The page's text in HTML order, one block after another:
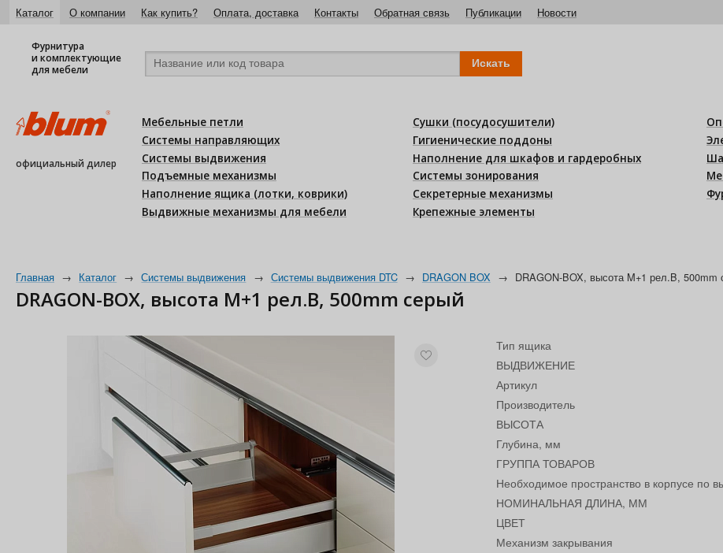
Каталог О компании Как купить? Оплата, доставка Контакты Обратная связь Публикации Новости
Фурнитура
и комплектующие
для мебели
официальный дилер
Мебельные петли
Системы направляющих
Системы выдвижения
Подъемные механизмы
Наполнение ящика (лотки, коврики)
Выдвижные механизмы для мебели
Сушки (посудосушители)
Гигиенические поддоны
Наполнение для шкафов и гардеробных
Системы зонирования
Секретерные механизмы
Крепежные элементы
Главная → Каталог → Системы выдвижения → Системы выдвижения DTC → DRAGON BOX → DRAGON-BOX, высота M+1 рел.B, 500mm
DRAGON-BOX, высота M+1 рел.B, 500mm серый
Тип ящика
ВЫДВИЖЕНИЕ
Артикул
Производитель
ВЫСОТА
Глубина, мм
ГРУППА ТОВАРОВ
Необходимое пространство в корпусе по
НОМИНАЛЬНАЯ ДЛИНА, ММ
ЦВЕТ
Механизм закрывания